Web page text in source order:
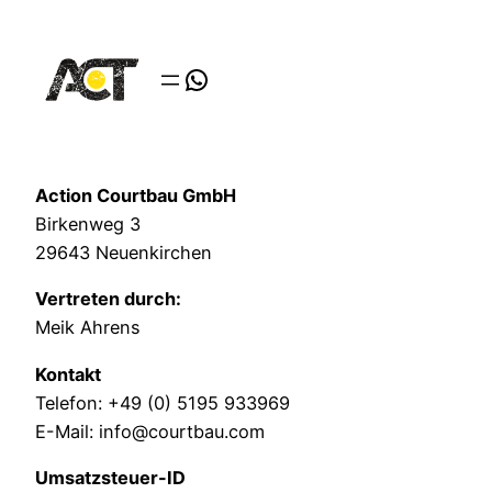
springen
WhatsApp
Action Courtbau GmbH
Birkenweg 3
29643 Neuenkirchen
Vertreten durch:
Meik Ahrens
Kontakt
Telefon: +49 (0) 5195 933969
E-Mail: info@courtbau.com
Umsatzsteuer-ID